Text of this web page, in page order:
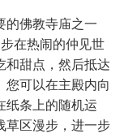
的佛教寺庙之一
在热闹的仲见世
和甜点，然后抵达
您可以在主殿内向
纸条上的随机运
草区漫步，进一步